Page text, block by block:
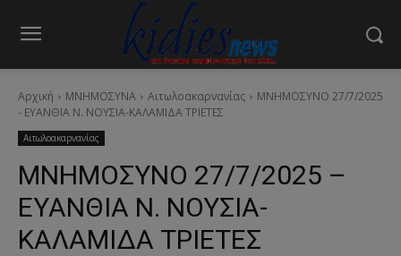
Αρχική ΜΝΗΜΟΣΥΝΑ Αιτωλοακαρνανίας
ΜΝΗΜΟΣΥΝΟ 27/7/2025
- ΕΥΑΝΘΙΑ Ν. ΝΟΥΣΙΑ-ΚΑΛΑΜΙΔΑ ΤΡΙΕΤΕΣ
Αιτωλοακαρνανίας
ΜΝΗΜΟΣΥΝΟ 27/7/2025 –
ΕΥΑΝΘΙΑ Ν. ΝΟΥΣΙΑ-
ΚΑΛΑΜΙΔΑ ΤΡΙΕΤΕΣ